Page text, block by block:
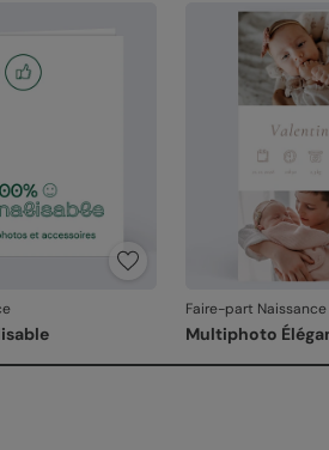
Faire-part Naissance
Multiphoto